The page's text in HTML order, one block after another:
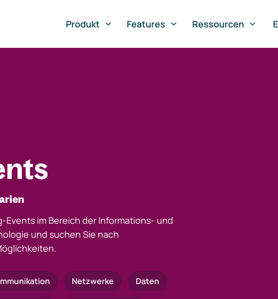
Produkt
Features Ressourcen
Events im Bereich der Informations- und
und suchen Sie nach
Netzwerke Daten